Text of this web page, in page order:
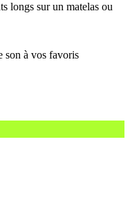
longs sur un matelas ou